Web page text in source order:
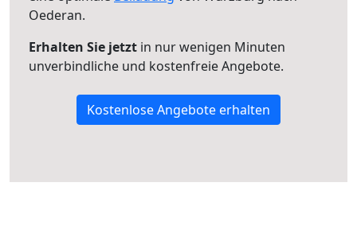
Oederan.
Erhalten Sie jetzt in nur wenigen Minuten
unverbindliche und kostenfreie Angebote.
Kostenlose Angebote erhalten